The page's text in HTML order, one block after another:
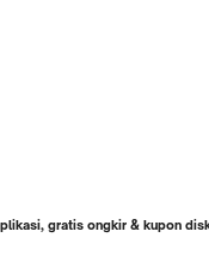
gratis ongkir & kupon